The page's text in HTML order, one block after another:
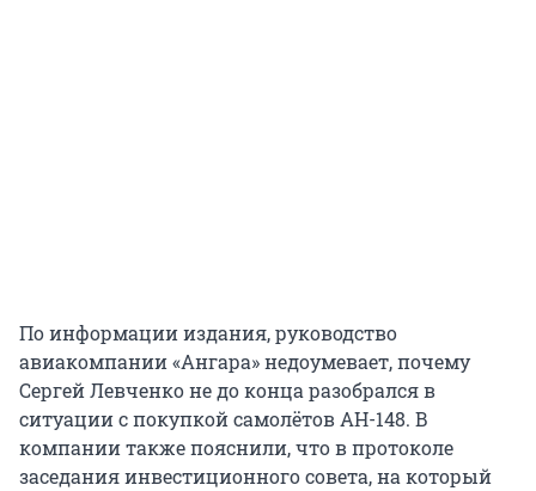
По информации издания, руководство
авиакомпании «Ангара» недоумевает, почему
Сергей Левченко не до конца разобрался в
ситуации с покупкой самолётов АН-148. В
компании также пояснили, что в протоколе
заседания инвестиционного совета, на который